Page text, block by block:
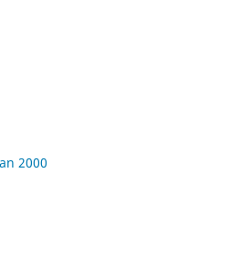
2000